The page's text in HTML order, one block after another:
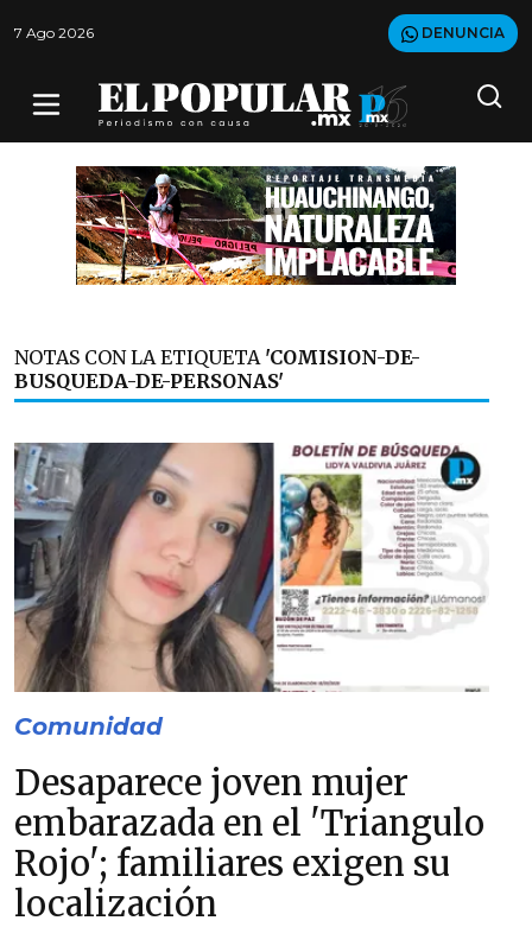
7 Ago 2026 DENUNCIA
NOTAS CON LA ETIQUETA 'COMISION-DE-
BUSQUEDA-DE-PERSONAS'
Comunidad
Desaparece joven mujer
embarazada en el 'Triangulo
Rojo'; familiares exigen su
localización